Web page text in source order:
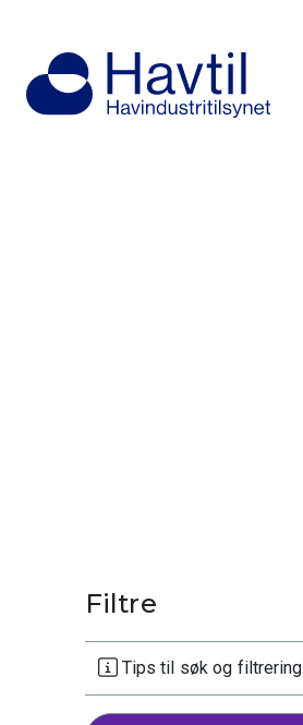
Filtre
Tips til søk og filtrering